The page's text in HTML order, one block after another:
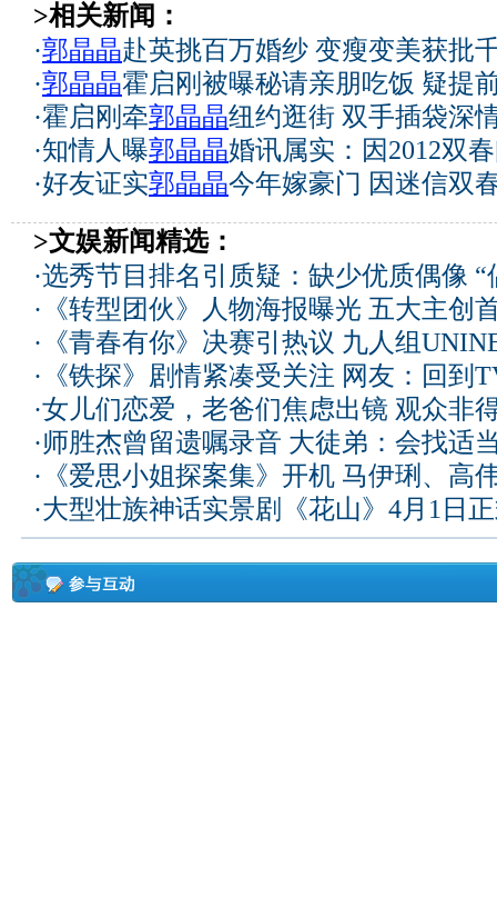
>相关新闻：
·郭晶晶赴英挑百万婚纱 变瘦变美获批
·郭晶晶霍启刚被曝秘请亲朋吃饭 疑提
·霍启刚牵郭晶晶纽约逛街 双手插袋深
·知情人曝郭晶晶婚讯属实：因2012双
·好友证实郭晶晶今年嫁豪门 因迷信双
>文娱新闻精选：
·选秀节目排名引质疑：缺少优质偶像 “
· 《转型团伙》人物海报曝光 五大主创
· 《青春有你》决赛引热议 九人组
· 《铁探》剧情紧凑受关注 网友：回到
·女儿们恋爱，老爸们焦虑出镜 观众非
·师胜杰曾留遗嘱录音 大徒弟：会找适
· 《爱思小姐探案集》开机 马伊琍、高
·大型壮族神话实景剧《花山》4月1日